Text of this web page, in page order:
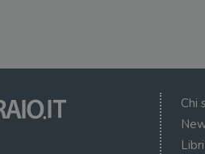
Chi
wordpress_sec_[hash]
CookieScriptConsent